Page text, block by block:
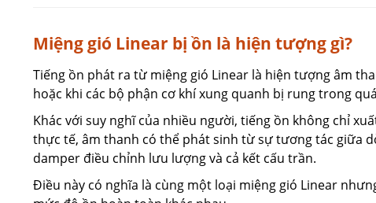
Miệng gió Linear bị ồn là hiện tượng gì?
Tiếng ồn phát ra từ miệng gió Linear là hiện tượng âm
hoặc khi các bộ phận cơ khí xung quanh bị rung trong
Khác với suy nghĩ của nhiều người, tiếng ồn không chỉ
thực tế, âm thanh có thể phát sinh từ sự tương tác giữa
damper điều chỉnh lưu lượng và cả kết cấu trần.
Điều này có nghĩa là cùng một loại miệng gió Linear